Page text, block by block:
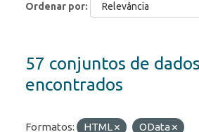
Ordenar por
57 conjuntos de dados
encontrados
Formatos: HTML OData